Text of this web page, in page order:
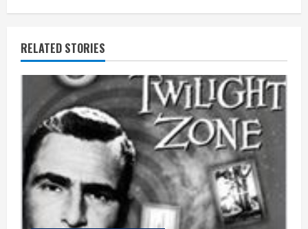
RELATED STORIES